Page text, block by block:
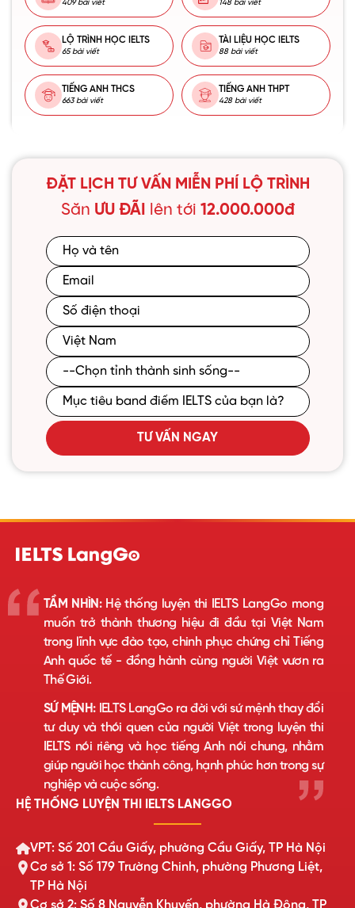
409 bài viết 148 bài viết
LỘ TRÌNH HỌC IELTS
65 bài viết
TÀI LIỆU HỌC IELTS
88 bài viết
TIẾNG ANH THCS
663 bài viết
TIẾNG ANH THPT
428 bài viết
ĐẶT LỊCH TƯ VẤN MIỄN PHÍ LỘ TRÌNH
Săn ƯU ĐÃI lên tới 12.000.000đ
TƯ VẤN NGAY
TẦM NHÌN:Hệ thống luyện thi IELTS LangGo mong
muốn trở thành thương hiệu đi đầu tại Việt Nam
trong lĩnh vực đào tạo, chinh phục chứng chỉ Tiếng
Anh quốc tế - đồng hành cùng người Việt vươn ra
Thế Giới.
SỨ MỆNH:IELTS LangGo ra đời với sứ mệnh thay đổi
tư duy và thói quen của người Việt trong luyện thi
IELTS nói riêng và học tiếng Anh nói chung, nhằm
giúp người học thành công, hạnh phúc hơn trong sự
nghiệp và cuộc sống.
HỆ THỐNG LUYỆN THI IELTS LANGGO
VPT: Số 201 Cầu Giấy, phường Cầu Giấy, TP Hà Nội
Cơ sở 1: Số 179 Trường Chinh, phường Phương Liệt,
TP Hà Nội
Cơ sở 2: Số 8 Nguyễn Khuyến, phường Hà Đông, TP